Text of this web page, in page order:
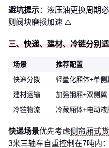
避坑提示：液压油更换周期
则阀块磨损加速 ⚠️
三、快递、建材、冷链分别适
场景 推荐配置
快递分拨
轻量化厢体+单侧
建材运输
加强钢厢+双侧翼
冷链物流
冷藏厢体+电动液
快递场景优先考虑侧帘厢式
3米三轴车自重控制在7吨内：